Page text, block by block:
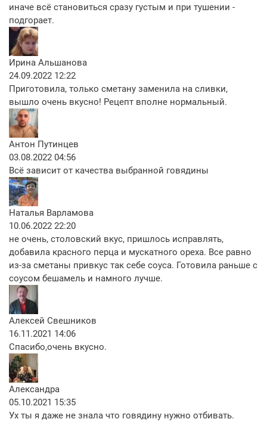
иначе всё становиться сразу густым и при тушении -
подгорает.
Ирина Альшанова
24.09.2022 12:22
Приготовила, только сметану заменила на сливки,
вышло очень вкусно! Рецепт вполне нормальный.
Антон Путинцев
03.08.2022 04:56
Всё зависит от качества выбранной говядины
Наталья Варламова
10.06.2022 22:20
не очень, столовский вкус, пришлось исправлять,
добавила красного перца и мускатного ореха. Все равно
из-за сметаны привкус так себе соуса. Готовила раньше с
соусом бешамель и намного лучше.
Алексей Свешников
16.11.2021 14:06
Спасибо,очень вкусно.
Александра
05.10.2021 15:35
Ух ты я даже не знала что говядину нужно отбивать.